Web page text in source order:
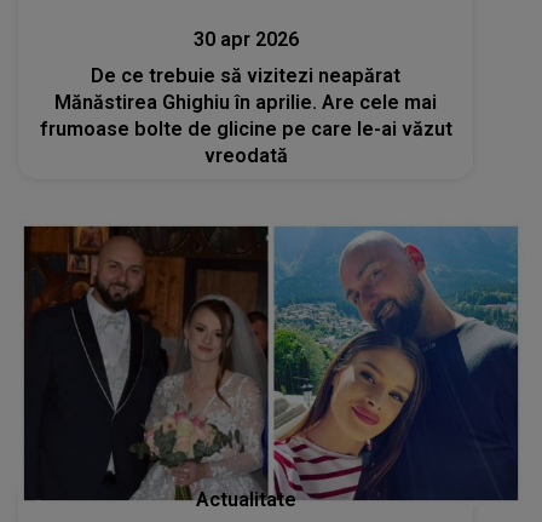
30 apr 2026
De ce trebuie să vizitezi neapărat
Mănăstirea Ghighiu în aprilie. Are cele mai
frumoase bolte de glicine pe care le-ai văzut
vreodată
Actualitate